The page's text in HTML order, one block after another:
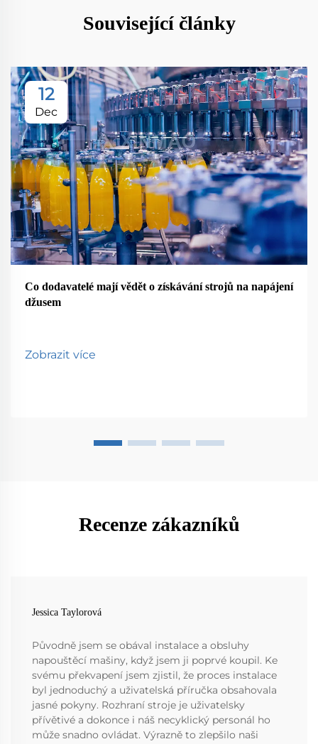
Související články
12
Dec
Co dodavatelé mají vědět o získávání strojů na napájení
džusem
Zobrazit více
Recenze zákazníků
Jessica Taylorová
Původně jsem se obával instalace a obsluhy
napouštěcí mašiny, když jsem ji poprvé koupil. Ke
svému překvapení jsem zjistil, že proces instalace
byl jednoduchý a uživatelská příručka obsahovala
jasné pokyny. Rozhraní stroje je uživatelsky
přívětivé a dokonce i náš necyklický personál ho
může snadno ovládat. Výrazně to zlepšilo naši